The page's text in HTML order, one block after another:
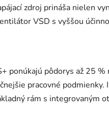
zdroj prináša nielen
VSD s vyššou
ponúkajú pôdorys až 25
pracovné
rám s integrovaným